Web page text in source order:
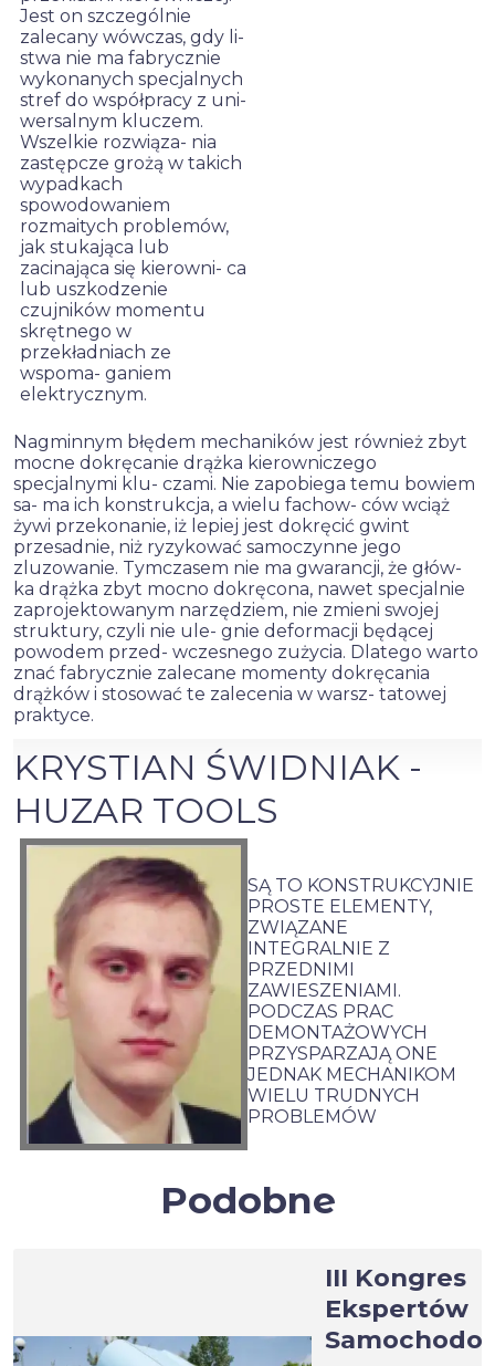
Jest on szczególnie
zalecany wówczas, gdy li-
stwa nie ma fabrycznie
wykonanych specjalnych
stref do współpracy z uni-
wersalnym kluczem.
Wszelkie rozwiąza- nia
zastępcze grożą w takich
wypadkach
spowodowaniem
rozmaitych problemów,
jak stukająca lub
zacinająca się kierowni- ca
lub uszkodzenie
czujników momentu
skrętnego w
przekładniach ze
wspoma- ganiem
elektrycznym.
Nagminnym błędem mechaników jest również zbyt
mocne dokręcanie drążka kierowniczego
specjalnymi klu- czami. Nie zapobiega temu bowiem
sa- ma ich konstrukcja, a wielu fachow- ców wciąż
żywi przekonanie, iż lepiej jest dokręcić gwint
przesadnie, niż ryzykować samoczynne jego
zluzowanie. Tymczasem nie ma gwarancji, że głów-
ka drążka zbyt mocno dokręcona, nawet specjalnie
zaprojektowanym narzędziem, nie zmieni swojej
struktury, czyli nie ule- gnie deformacji­ będącej
powodem przed- wczesnego zużycia. Dlatego warto
znać fabrycznie zalecane momenty dokręcania
drążków i stosować te zalecenia w warsz- tatowej
praktyce.
KRYSTIAN ŚWIDNIAK -
HUZAR TOOLS
SĄ TO KONSTRUKCYJNIE
PROSTE ELEMENTY,
ZWIĄZANE
INTEGRALNIE Z
PRZEDNIMI
ZAWIESZENIAMI.
PODCZAS PRAC
DEMONTAŻOWYCH
PRZYSPARZAJĄ ONE
JEDNAK MECHANIKOM
WIELU TRUDNYCH
PROBLEMÓW
III Kongres
Ekspertów